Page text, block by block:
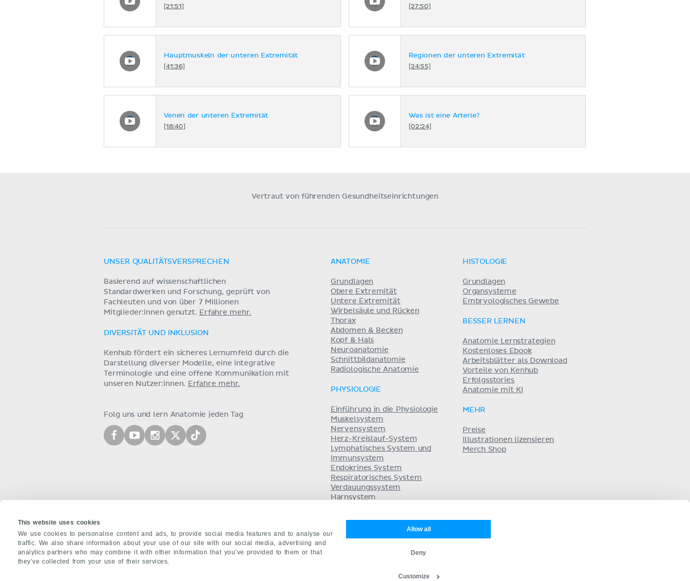
This website uses cookies
We use cookies to personalise content and ads, to provide social media features and to analyse our
traffic. We also share information about your use of our site with our social media, advertising and
analytics partners who may combine it with other information that you’ve provided to them or that
they’ve collected from your use of their services.
Allow all
Customize
Deny
[21:51] [27:50]
Hauptmuskeln der unteren Extremität
[41:36]
Regionen der unteren Extremität
[24:55]
Venen der unteren Extremität
[18:40]
Was ist eine Arterie?
[02:24]
Vertraut von führenden Gesundheitseinrichtungen
UNSER QUALITÄTSVERSPRECHEN
Basierend auf wissenschaftlichen
Standardwerken und Forschung, geprüft von
Fachleuten und von über 7 Millionen
Mitglieder:innen genutzt. Erfahre mehr.
DIVERSITÄT UND INKLUSION
Kenhub fördert ein sicheres Lernumfeld durch die
Darstellung diverser Modelle, eine integrative
Terminologie und eine offene Kommunikation mit
unseren Nutzer:innen. Erfahre mehr.
Folg uns und lern Anatomie jeden Tag
ANATOMIE
Grundlagen
Obere Extremität
Untere Extremität
Wirbelsäule und Rücken
Thorax
Abdomen & Becken
Kopf & Hals
Neuroanatomie
Schnittbildanatomie
Radiologische Anatomie
PHYSIOLOGIE
Einführung in die Physiologie
Muskelsystem
Nervensystem
Herz-Kreislauf-System
Lymphatisches System und
Immunsystem
Endokrines System
Respiratorisches System
Verdauungssystem
Harnsystem
HISTOLOGIE
Grundlagen
Organsysteme
Embryologisches Gewebe
BESSER LERNEN
Anatomie Lernstrategien
Kostenloses Ebook
Arbeitsblätter als Download
Vorteile von Kenhub
Erfolgsstories
Anatomie mit KI
MEHR
Preise
Illustrationen lizensieren
Merch Shop
English